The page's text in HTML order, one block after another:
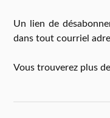
Un lien de
dans tout courriel
Vous trouverez plus